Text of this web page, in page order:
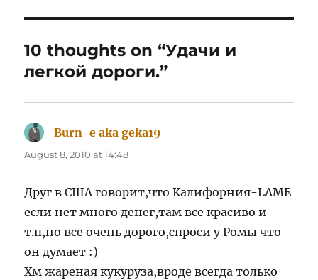
10 thoughts on “Удачи и
легкой дороги.”
Burn-e aka geka19
August 8, 2010 at 14:48
Друг в США говорит,что Калифорния-LAME
если нет много денег,там все красиво и
т.п,но все очень дорого,спроси у Ромы что
он думает :)
Хм жареная кукуруза,вроде всегда только